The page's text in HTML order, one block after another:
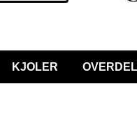
KJOLER